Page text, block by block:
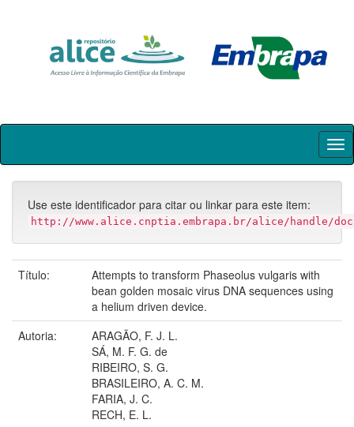
Skip
Use este identificador para citar ou linkar para este item:
http://www.alice.cnptia.embrapa.br/alice/handle/
Título:
Attempts to transform Phaseolus vulgaris with
bean golden mosaic virus DNA sequences using
a helium driven device.
Autoria:
ARAGÃO, F. J. L.
SÁ, M. F. G. de
RIBEIRO, S. G.
BRASILEIRO, A. C. M.
FARIA, J. C.
RECH, E. L.